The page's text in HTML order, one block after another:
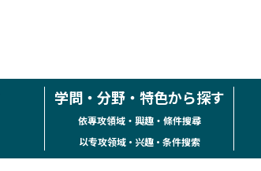
学問・分野・特色から探す
依專攻領域・興趣・條件搜尋
以专攻领域・兴趣・条件搜索